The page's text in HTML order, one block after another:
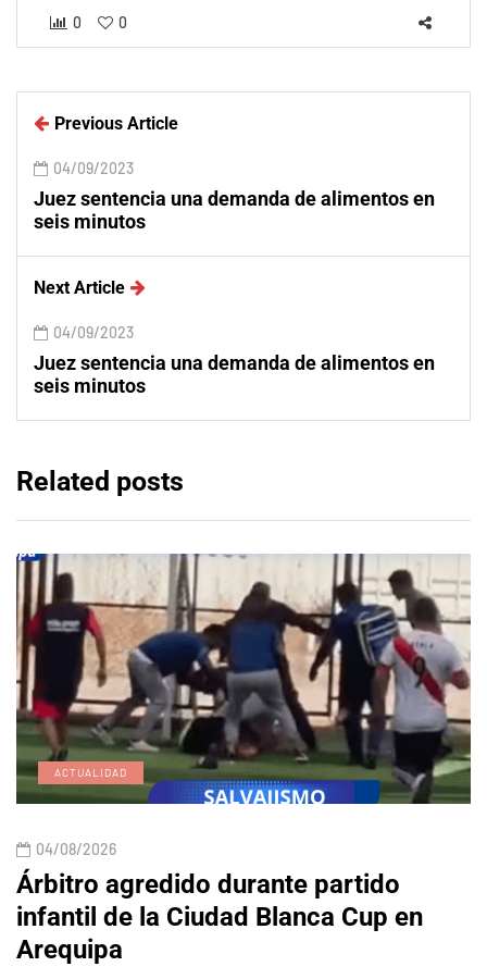
0 0
Previous Article
04/09/2023
Juez sentencia una demanda de alimentos en
seis minutos
Next Article
04/09/2023
Juez sentencia una demanda de alimentos en
seis minutos
Related posts
ACTUALIDAD
04/08/2026
Árbitro agredido durante partido
infantil de la Ciudad Blanca Cup en
Arequipa